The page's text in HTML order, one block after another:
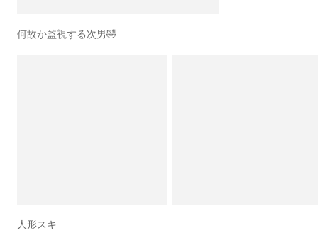
何故か監視する次男🤣
人形スキ